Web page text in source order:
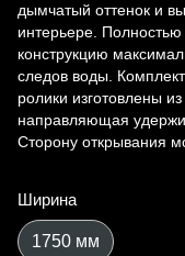
дымчатый оттенок и
интерьере. Полностью
конструкцию
следов воды.
ролики изготовлены
направляющая
Сторону открывания
Ширина
1750 мм